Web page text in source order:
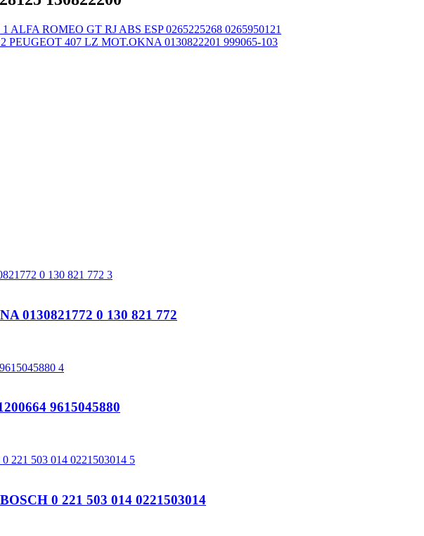
ALFA ROMEO GT RJ ABS ESP 0265225268 0265950121
PEUGEOT 407 LZ MOT.OKNA 0130822201 999065-103
0130821772 0 130 821 772
9615045880
0 221 503 014 0221503014